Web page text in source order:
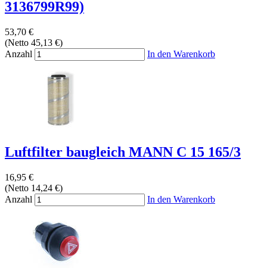
3136799R99)
53,70 €
(Netto 45,13 €)
Anzahl
In den Warenkorb
Luftfilter baugleich MANN C 15 165/3
16,95 €
(Netto 14,24 €)
Anzahl
In den Warenkorb